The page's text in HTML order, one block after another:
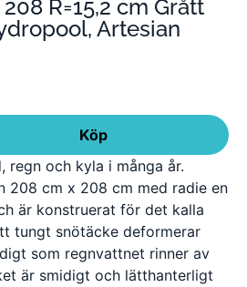
R=15,2 cm Grått
Artesian
Köp
regn och kyla i många år.
208 cm x 208 cm med radie en
är konstruerat för det kalla
tungt snötäcke deformerar
som regnvattnet rinner av
är smidigt och lätthanterligt